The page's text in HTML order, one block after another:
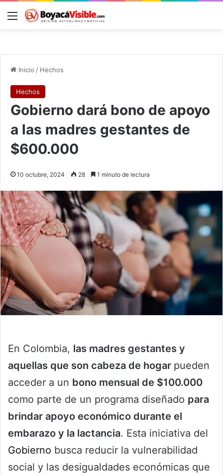
Menú
Inicio / Hechos
Hechos
Gobierno dará bono de apoyo
a las madres gestantes de
$600.000
10 octubre, 2024 28 1 minuto de lectura
En Colombia, las madres gestantes y
aquellas que son cabeza de hogar pueden
acceder a un bono mensual de $100.000
como parte de un programa diseñado para
brindar apoyo económico durante el
embarazo y la lactancia. Esta iniciativa del
Gobierno busca reducir la vulnerabilidad
social y las desigualdades económicas que